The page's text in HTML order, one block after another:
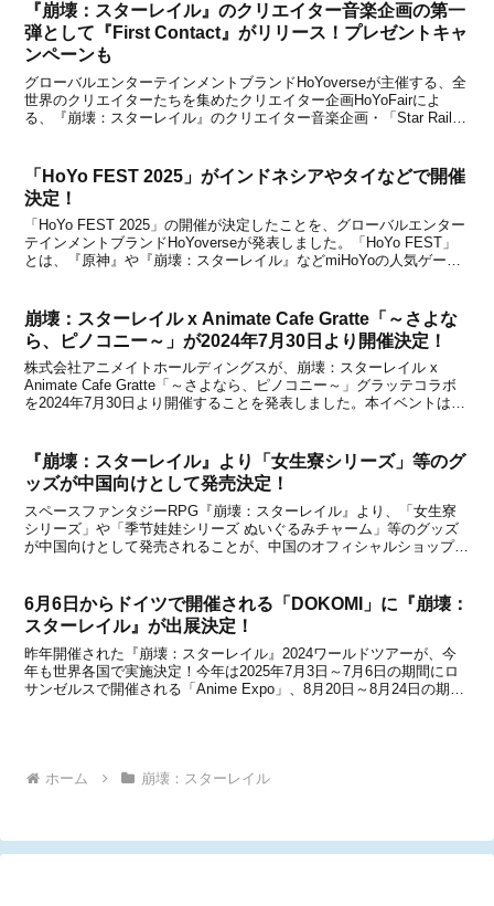
『崩壊：スターレイル』のクリエイター音楽企画の第一
弾として『First Contact』がリリース！プレゼントキャ
ンペーンも
グローバルエンターテインメントブランドHoYoverseが主催する、全
世界のクリエイターたちを集めたクリエイター企画HoYoFairによ
る、『崩壊：スターレイル』のクリエイター音楽企画・「Star Rail
「HoYo FEST 2025」がインドネシアやタイなどで開催
決定！
「HoYo FEST 2025」の開催が決定したことを、グローバルエンター
テインメントブランドHoYoverseが発表しました。「HoYo FEST」
とは、『原神』や『崩壊：スターレイル』などmiHoYoの人気ゲーム
崩壊：スターレイル x Animate Cafe Gratte「～さよな
ら、ピノコニー～」が2024年7月30日より開催決定！
株式会社アニメイトホールディングスが、崩壊：スターレイル x
Animate Cafe Gratte「～さよなら、ピノコニー～」グラッテコラボ
を2024年7月30日より開催することを発表しました。本イベントは、
『崩壊：スターレイル』より「女生寮シリーズ」等のグ
ッズが中国向けとして発売決定！
スペースファンタジーRPG『崩壊：スターレイル』より、「女生寮
シリーズ」や「季节娃娃シリーズ ぬいぐるみチャーム」等のグッズ
が中国向けとして発売されることが、中国のオフィシャルショップで
6月6日からドイツで開催される「DOKOMI」に『崩壊：
スターレイル』が出展決定！
昨年開催された『崩壊：スターレイル』2024ワールドツアーが、今
年も世界各国で実施決定！今年は2025年7月3日～7月6日の期間にロ
サンゼルスで開催される「Anime Expo」、8月20日～8月24日の期間
ホーム 崩壊：スターレイル